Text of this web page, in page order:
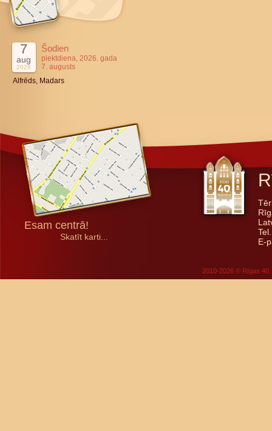
7
aug
2026
Šodien
piektdiena, 2026. gada
7. augusts
Alfrēds, Madars
Esam centrā!
Skatīt karti...
E-
2010-2026 © Rīgas